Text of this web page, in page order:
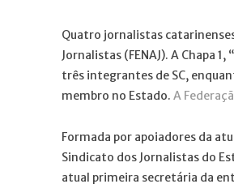
Quatro jornalistas
Jornalistas (FENAJ). A Chapa
três integrantes de SC,
membro no Estado. A
Formada por apoiadores da
Sindicato dos Jornalistas do
atual primeira secretária da